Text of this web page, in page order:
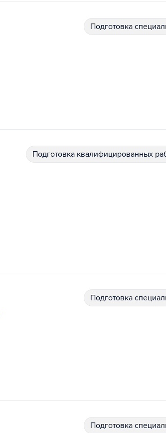
подготовка
подготовка квалифицированных
подготовка
подготовка